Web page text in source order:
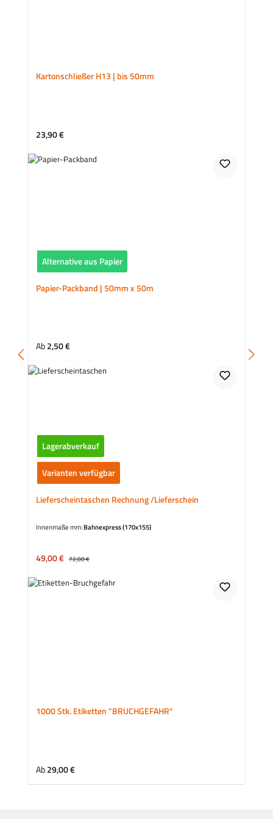
Kartonschließer H13 | bis 50mm
Regulärer Preis:
23,90 €
Alternative aus Papier
Papier-Packband | 50mm x 50m
Regulärer Preis:
Ab2,50 €
Lagerabverkauf
Varianten verfügbar
Lieferscheintaschen Rechnung /Lieferschein
Innenmaße mm:Bahnexpress (170x155)
Verkaufspreis:
49,00 € Regulärer Preis:
72,00 €
1000 Stk. Etiketten "BRUCHGEFAHR"
Regulärer Preis:
Ab29,00 €